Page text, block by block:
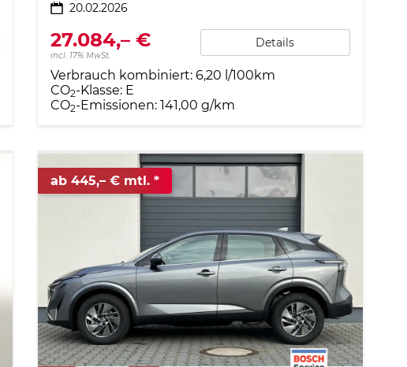
20.02.2026
27.084,– €
incl. 17% MwSt.
Details
Verbrauch kombiniert: 6,20 l/100km
CO2-Klasse: E
CO2-Emissionen: 141,00 g/km
ab 445,– € mtl.